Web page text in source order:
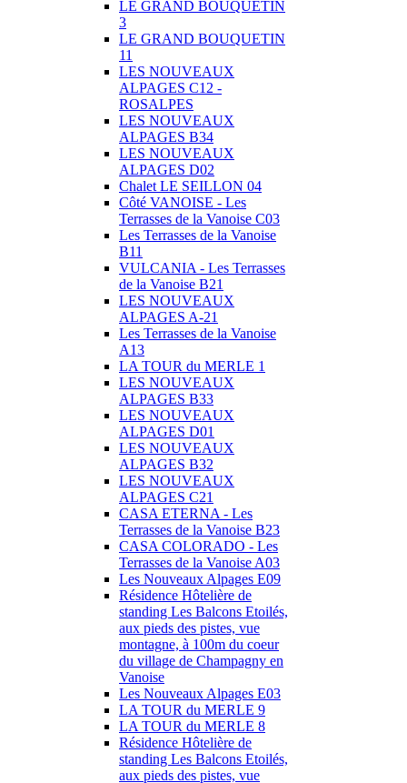
LE GRAND BOUQUETIN
3
LE GRAND BOUQUETIN
11
LES NOUVEAUX
ALPAGES C12 -
ROSALPES
LES NOUVEAUX
ALPAGES B34
LES NOUVEAUX
ALPAGES D02
Chalet LE SEILLON 04
Côté VANOISE - Les
Terrasses de la Vanoise C03
Les Terrasses de la Vanoise
B11
VULCANIA - Les Terrasses
de la Vanoise B21
LES NOUVEAUX
ALPAGES A-21
Les Terrasses de la Vanoise
A13
LA TOUR du MERLE 1
LES NOUVEAUX
ALPAGES B33
LES NOUVEAUX
ALPAGES D01
LES NOUVEAUX
ALPAGES B32
LES NOUVEAUX
ALPAGES C21
CASA ETERNA - Les
Terrasses de la Vanoise B23
CASA COLORADO - Les
Terrasses de la Vanoise A03
Les Nouveaux Alpages E09
Résidence Hôtelière de
standing Les Balcons Etoilés,
aux pieds des pistes, vue
montagne, à 100m du coeur
du village de Champagny en
Vanoise
Les Nouveaux Alpages E03
LA TOUR du MERLE 9
LA TOUR du MERLE 8
Résidence Hôtelière de
standing Les Balcons Etoilés,
aux pieds des pistes, vue